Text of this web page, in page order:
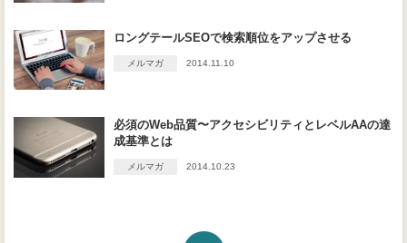
ロングテールSEOで検索順位をアップさせる
メルマガ 2014.11.10
必須のWeb品質〜アクセシビリティとレベルAAの達
成基準とは
メルマガ 2014.10.23